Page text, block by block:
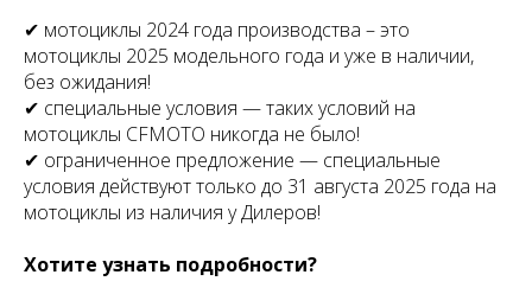
✔ мотоциклы 2024 года производства – это
мотоциклы 2025 модельного года и уже в наличии,
без ожидания!
✔ специальные условия — таких условий на
мотоциклы CFMOTO никогда не было!
✔ ограниченное предложение — специальные
условия действуют только до 31 августа 2025 года на
мотоциклы из наличия у Дилеров!
Хотите узнать подробности?